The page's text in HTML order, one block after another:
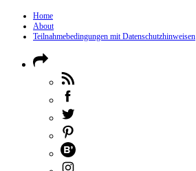
Home
About
Teilnahmebedingungen mit Datenschutzhinweisen